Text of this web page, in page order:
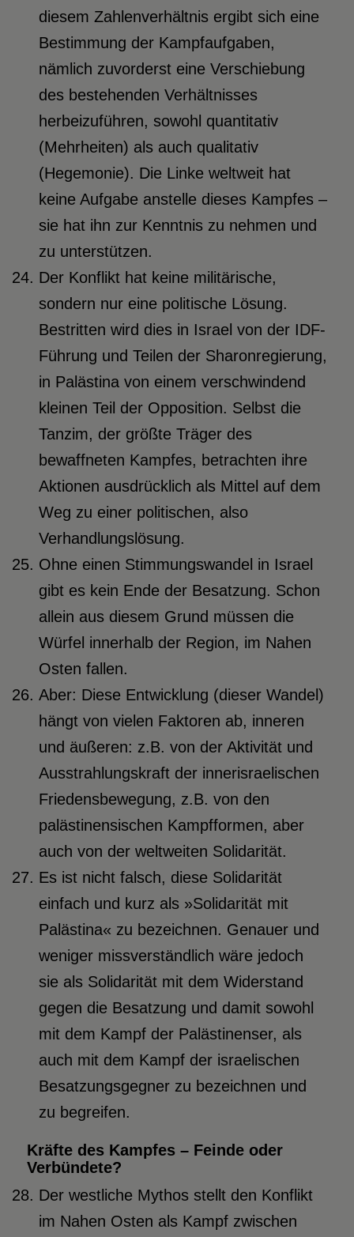
diesem Zahlenverhältnis ergibt sich eine
Bestimmung der Kampfaufgaben,
nämlich zuvorderst eine Verschiebung
des bestehenden Verhältnisses
herbeizuführen, sowohl quantitativ
(Mehrheiten) als auch qualitativ
(Hegemonie). Die Linke weltweit hat
keine Aufgabe anstelle dieses Kampfes –
sie hat ihn zur Kenntnis zu nehmen und
zu unterstützen.
Der Konflikt hat keine militärische,
sondern nur eine politische Lösung.
Bestritten wird dies in Israel von der IDF-
Führung und Teilen der Sharonregierung,
in Palästina von einem verschwindend
kleinen Teil der Opposition. Selbst die
Tanzim, der größte Träger des
bewaffneten Kampfes, betrachten ihre
Aktionen ausdrücklich als Mittel auf dem
Weg zu einer politischen, also
Verhandlungslösung.
Ohne einen Stimmungswandel in Israel
gibt es kein Ende der Besatzung. Schon
allein aus diesem Grund müssen die
Würfel innerhalb der Region, im Nahen
Osten fallen.
Aber: Diese Entwicklung (dieser Wandel)
hängt von vielen Faktoren ab, inneren
und äußeren: z.B. von der Aktivität und
Ausstrahlungskraft der innerisraelischen
Friedensbewegung, z.B. von den
palästinensischen Kampfformen, aber
auch von der weltweiten Solidarität.
Es ist nicht falsch, diese Solidarität
einfach und kurz als »Solidarität mit
Palästina« zu bezeichnen. Genauer und
weniger missverständlich wäre jedoch
sie als Solidarität mit dem Widerstand
gegen die Besatzung und damit sowohl
mit dem Kampf der Palästinenser, als
auch mit dem Kampf der israelischen
Besatzungsgegner zu bezeichnen und
zu begreifen.
Kräfte des Kampfes – Feinde oder
Verbündete?
Der westliche Mythos stellt den Konflikt
im Nahen Osten als Kampf zwischen